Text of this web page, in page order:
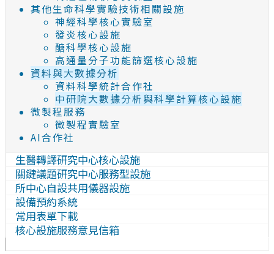
其他生命科學實驗技術相關設施
神經科學核心實驗室
發炎核心設施
醣科學核心設施
高通量分子功能篩選核心設施
資料與大數據分析
資料科學統計合作社
中研院大數據分析與科學計算核心設施
微製程服務
微製程實驗室
AI合作社
生醫轉譯研究中心核心設施
關鍵議題研究中心服務型設施
所中心自設共用儀器設施
設備預約系統
常用表單下載
核心設施服務意見信箱